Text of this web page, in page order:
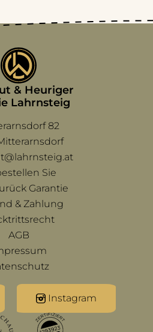
& Heuriger
Lahrnsteig
82
Sie
Garantie
& Zahlung
AGB
Instagram